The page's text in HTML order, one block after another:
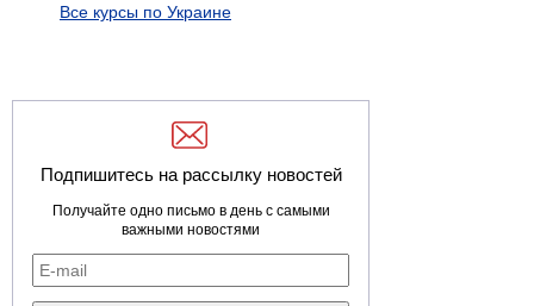
Все курсы по Украине
Подпишитесь на рассылку новостей
Получайте одно письмо в день с самыми
важными новостями